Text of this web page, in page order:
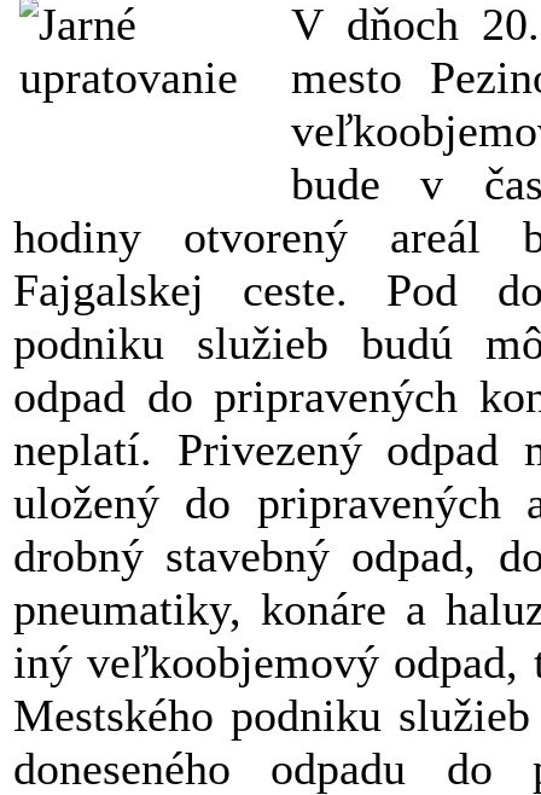
V dňoch
mesto
bude v
hodiny otvorený areál
Fajgalskej ceste. Pod
podniku služieb budú
odpad do pripravených
neplatí. Privezený odpad
uložený do pripravených
drobný stavebný odpad,
pneumatiky, konáre a
iný veľkoobjemový odpad,
Mestského podniku
doneseného odpadu do